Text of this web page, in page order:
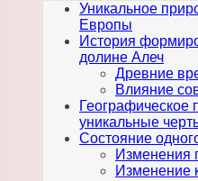
Уникальное
Европы
История
долине Алеч
Древние
Влияние
Географическое
уникальные
Состояние
Изменения
Изменение